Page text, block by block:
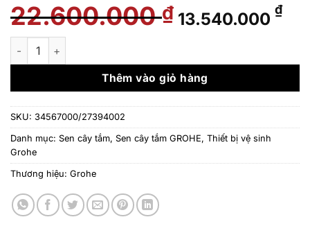
22.600.000₫ Giá
gốc
22.600.000 ₫.
13.540.000 ₫Giá
là:
Sen cây nhiệt độ kết hợp Grohe 34567000/27394002 - Made
Thêm vào giỏ hàng
SKU: 34567000/27394002
Danh mục: Sen cây tắm, Sen cây tắm GROHE, Thiết bị vệ sinh
Grohe
Thương hiệu: Grohe